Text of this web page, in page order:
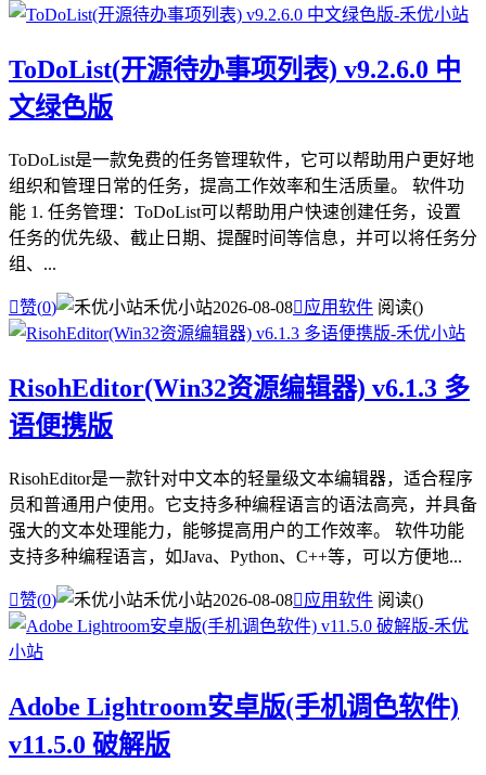
ToDoList(开源待办事项列表) v9.2.6.0 中
文绿色版
ToDoList是一款免费的任务管理软件，它可以帮助用户更好地
组织和管理日常的任务，提高工作效率和生活质量。 软件功
能 1. 任务管理：ToDoList可以帮助用户快速创建任务，设置
任务的优先级、截止日期、提醒时间等信息，并可以将任务分
组、...
赞(0) 禾优小站2026-08-08应用软件 阅读()
RisohEditor(Win32资源编辑器) v6.1.3 多
语便携版
RisohEditor是一款针对中文本的轻量级文本编辑器，适合程序
员和普通用户使用。它支持多种编程语言的语法高亮，并具备
强大的文本处理能力，能够提高用户的工作效率。 软件功能
支持多种编程语言，如Java、Python、C++等，可以方便地...
赞(0) 禾优小站2026-08-08应用软件 阅读()
Adobe Lightroom安卓版(手机调色软件)
v11.5.0 破解版